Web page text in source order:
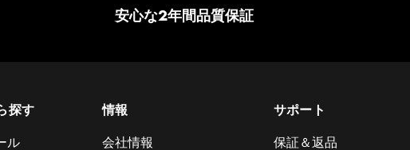
安心な2年間品質保証
探す
ル
情報
会社情報
サポート
保証＆返品